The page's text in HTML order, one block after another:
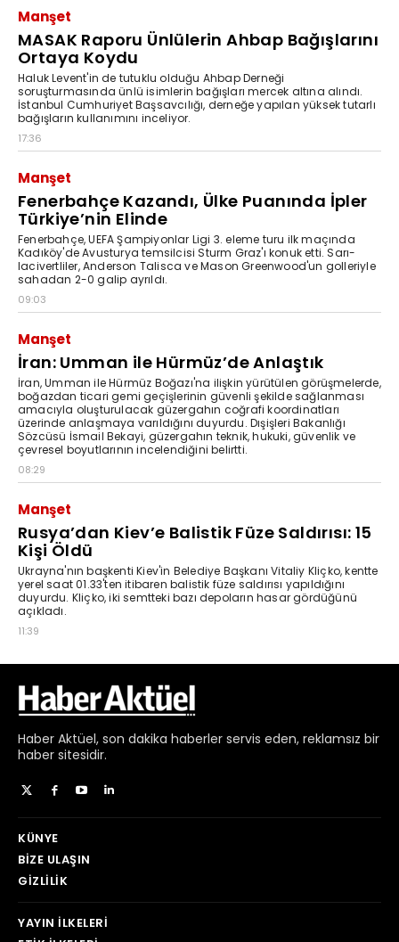
Haber Aktüel, son dakika haberler servis eden, reklamsız bir
haber sitesidir.
KÜNYE
BIZE ULAŞIN
GIZLILIK
YAYIN İLKELERI